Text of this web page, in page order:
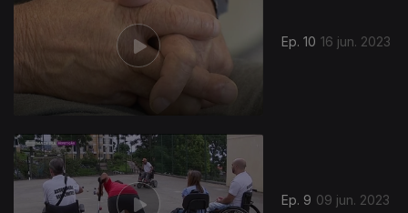
Ep. 10 16 jun. 2023
Ep. 9 09 jun. 2023